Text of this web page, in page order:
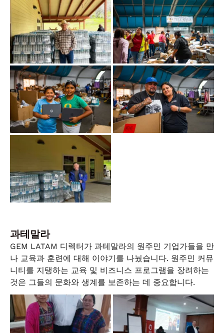
과테말라
GEM LATAM 디렉터가 과테말라의 원주민 기업가들을 만
나 교육과 훈련에 대해 이야기를 나눴습니다. 원주민 커뮤
니티를 지탱하는 교육 및 비즈니스 프로그램을 장려하는
것은 그들의 문화와 생계를 보존하는 데 중요합니다.